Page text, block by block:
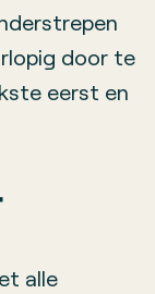
door te
eerst en
alle